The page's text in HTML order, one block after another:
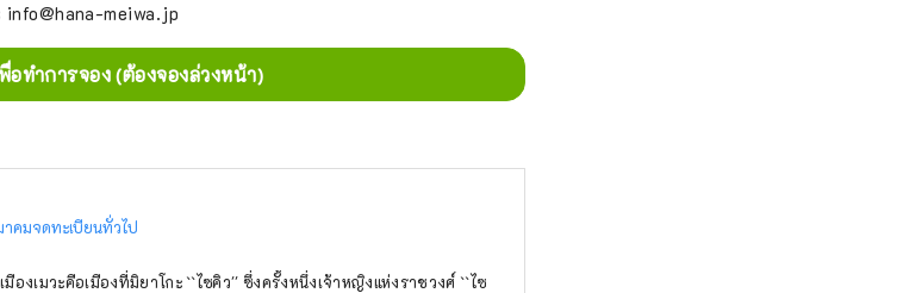
meiwa.jp
อทำการจอง (ต้องจองล่วงหน้า)
คมจดทะเบียนทั่วไป
องเมวะคือเมืองที่มิยาโกะ ``ไซคิว'' ซึ่งครั้งหนึ่งเจ้าหญิงแห่งราชวงศ์ ``ไซ